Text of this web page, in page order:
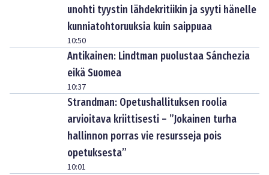
unohti tyystin lähdekritiikin ja syyti hänelle
kunniatohtoruuksia kuin saippuaa
10:50
Antikainen: Lindtman puolustaa Sánchezia
eikä Suomea
10:37
Strandman: Opetushallituksen roolia
arvioitava kriittisesti – ”Jokainen turha
hallinnon porras vie resursseja pois
opetuksesta”
10:01